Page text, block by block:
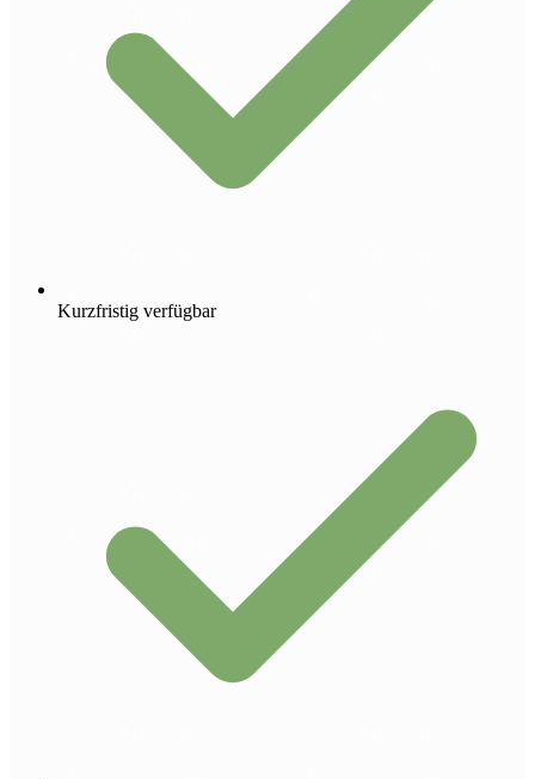
Kurzfristig verfügbar